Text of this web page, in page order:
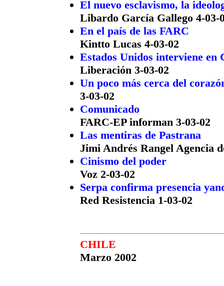
El nuevo esclavismo, la
Libardo García Gallego 4-03-
En el país de las FARC
Kintto Lucas 4-03-02
Estados Unidos interviene en
Liberación 3-03-02
Un poco más cerca del
3-03-02
Comunicado
FARC-EP informan 3-03-02
Las mentiras de Pastrana
Jimi Andrés Rangel Agencia
Cinismo del poder
Voz 2-03-02
Serpa confirma presencia
Red Resistencia 1-03-02
CHILE
Marzo 2002